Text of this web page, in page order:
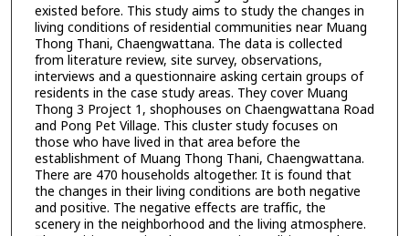
existed before. This study aims to study the changes in
living conditions of residential communities near Muang
Thong Thani, Chaengwattana. The data is collected
from literature review, site survey, observations,
interviews and a questionnaire asking certain groups of
residents in the case study areas. They cover Muang
Thong 3 Project 1, shophouses on Chaengwattana Road
and Pong Pet Village. This cluster study focuses on
those who have lived in that area before the
establishment of Muang Thong Thani, Chaengwattana.
There are 470 households altogether. It is found that
the changes in their living conditions are both negative
and positive. The negative effects are traffic, the
scenery in the neighborhood and the living atmosphere.